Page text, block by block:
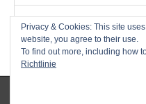
Privacy & Cookies: This site
website, you agree to their use.
To find out more, including how
Richtlinie
Fragen und Antworten